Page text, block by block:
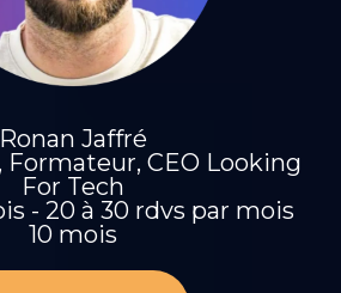
Ronan Jaffré
Formateur, CEO Looking
For Tech
- 20 à 30 rdvs par mois
10 mois